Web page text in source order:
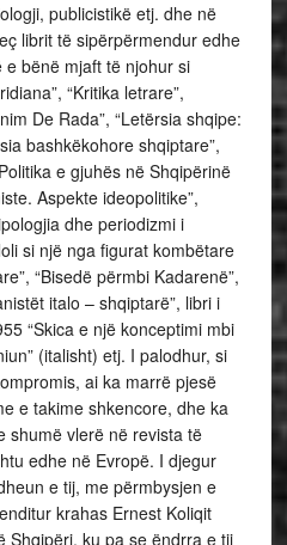
publicistikë etj. dhe në
librit të sipërpërmendur edhe
bënë mjaft të njohur si
“Kritika letrare”,
De Rada”, “Letërsia shqipe:
bashkëkohore shqiptare”,
e gjuhës në Shqipërinë
Aspekte ideopolitike”,
dhe periodizmi i
si një nga figurat kombëtare
“Bisedë përmbi Kadarenë”,
italo – shqiptarë”, libri i
“Skica e një konceptimi mbi
(italisht) etj. I palodhur, si
ai ka marrë pjesë
e takime shkencore, dhe ka
shumë vlerë në revista të
edhe në Evropë. I djegur
e tij, me përmbysjen e
krahas Ernest Koliqit
Shqipëri, ku pa se ëndrra e tij